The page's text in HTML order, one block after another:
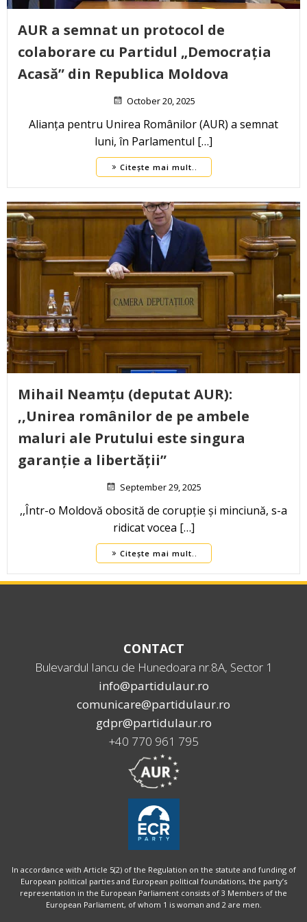
AUR a semnat un protocol de
colaborare cu Partidul „Democrația
Acasă” din Republica Moldova
October 20, 2025
Alianța pentru Unirea Românilor (AUR) a semnat
luni, în Parlamentul […]
Citește mai mult..
Mihail Neamțu (deputat AUR):
,,Unirea românilor de pe ambele
maluri ale Prutului este singura
garanție a libertății”
September 29, 2025
,,Într-o Moldovă obosită de corupție și minciună, s-a
ridicat vocea […]
Citește mai mult..
CONTACT
Bulevardul Iancu de Hunedoara nr.8A, Sector 1
info@partidulaur.ro
comunicare@partidulaur.ro
gdpr@partidulaur.ro
+40 770 961 795
In accordance with Article 5(2) of the Regulation on the statute and funding of
European political parties and European political foundations, the party’s
representation in the European Parliament consists of 3 Members of the
European Parliament, of whom 1 is woman and 2 are men.